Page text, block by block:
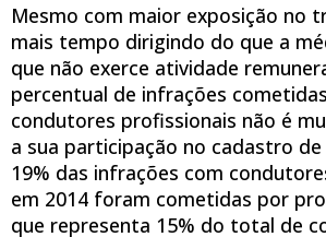
Mesmo com maior exposição no
mais tempo dirigindo do que a
que não exerce atividade
percentual de infrações
condutores profissionais não é
a sua participação no cadastro
19% das infrações com
em 2014 foram cometidas por
que representa 15% do total de